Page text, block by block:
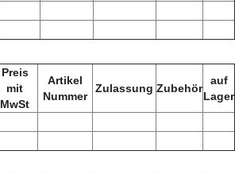
Preis
mit
MwSt
Artikel
Nummer
Zulassung Zubehör
auf
Lager